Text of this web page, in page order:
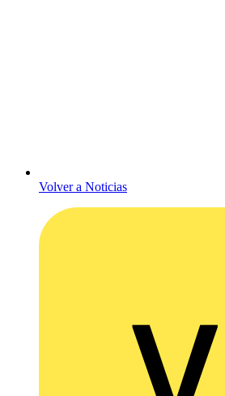
Volver a Noticias